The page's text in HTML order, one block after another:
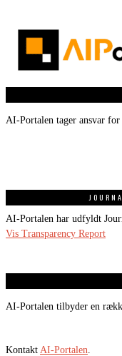
AI-Portalen tager ansvar
AI-Portalen har udfyldt
Vis Transparency Report
AI-Portalen tilbyder en
Kontakt AI-Portalen